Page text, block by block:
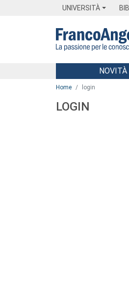
UNIVERSITÀ
Menu
NOVITÀ
Home login
LOGIN